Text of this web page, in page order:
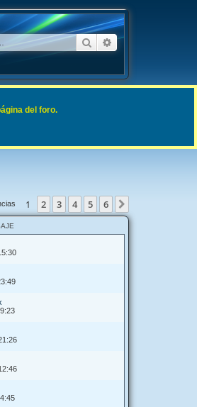
BuscarBúsqueda
1 2 3 4 5 6
del foro.